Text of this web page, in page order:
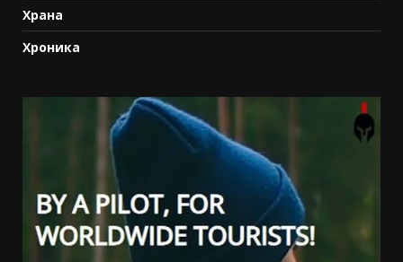
Храна
Хроника